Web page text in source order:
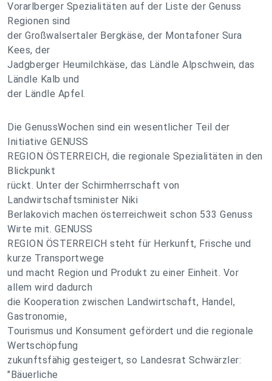
Vorarlberger Spezialitäten auf der Liste der Genuss
Regionen sind
der Großwalsertaler Bergkäse, der Montafoner Sura
Kees, der
Jadgberger Heumilchkäse, das Ländle Alpschwein, das
Ländle Kalb und
der Ländle Apfel.
Die GenussWochen sind ein wesentlicher Teil der
Initiative GENUSS
REGION ÖSTERREICH, die regionale Spezialitäten in den
Blickpunkt
rückt. Unter der Schirmherrschaft von
Landwirtschaftsminister Niki
Berlakovich machen österreichweit schon 533 Genuss
Wirte mit. GENUSS
REGION ÖSTERREICH steht für Herkunft, Frische und
kurze Transportwege
und macht Region und Produkt zu einer Einheit. Vor
allem wird dadurch
die Kooperation zwischen Landwirtschaft, Handel,
Gastronomie,
Tourismus und Konsument gefördert und die regionale
Wertschöpfung
zukunftsfähig gesteigert, so Landesrat Schwärzler:
"Bäuerliche